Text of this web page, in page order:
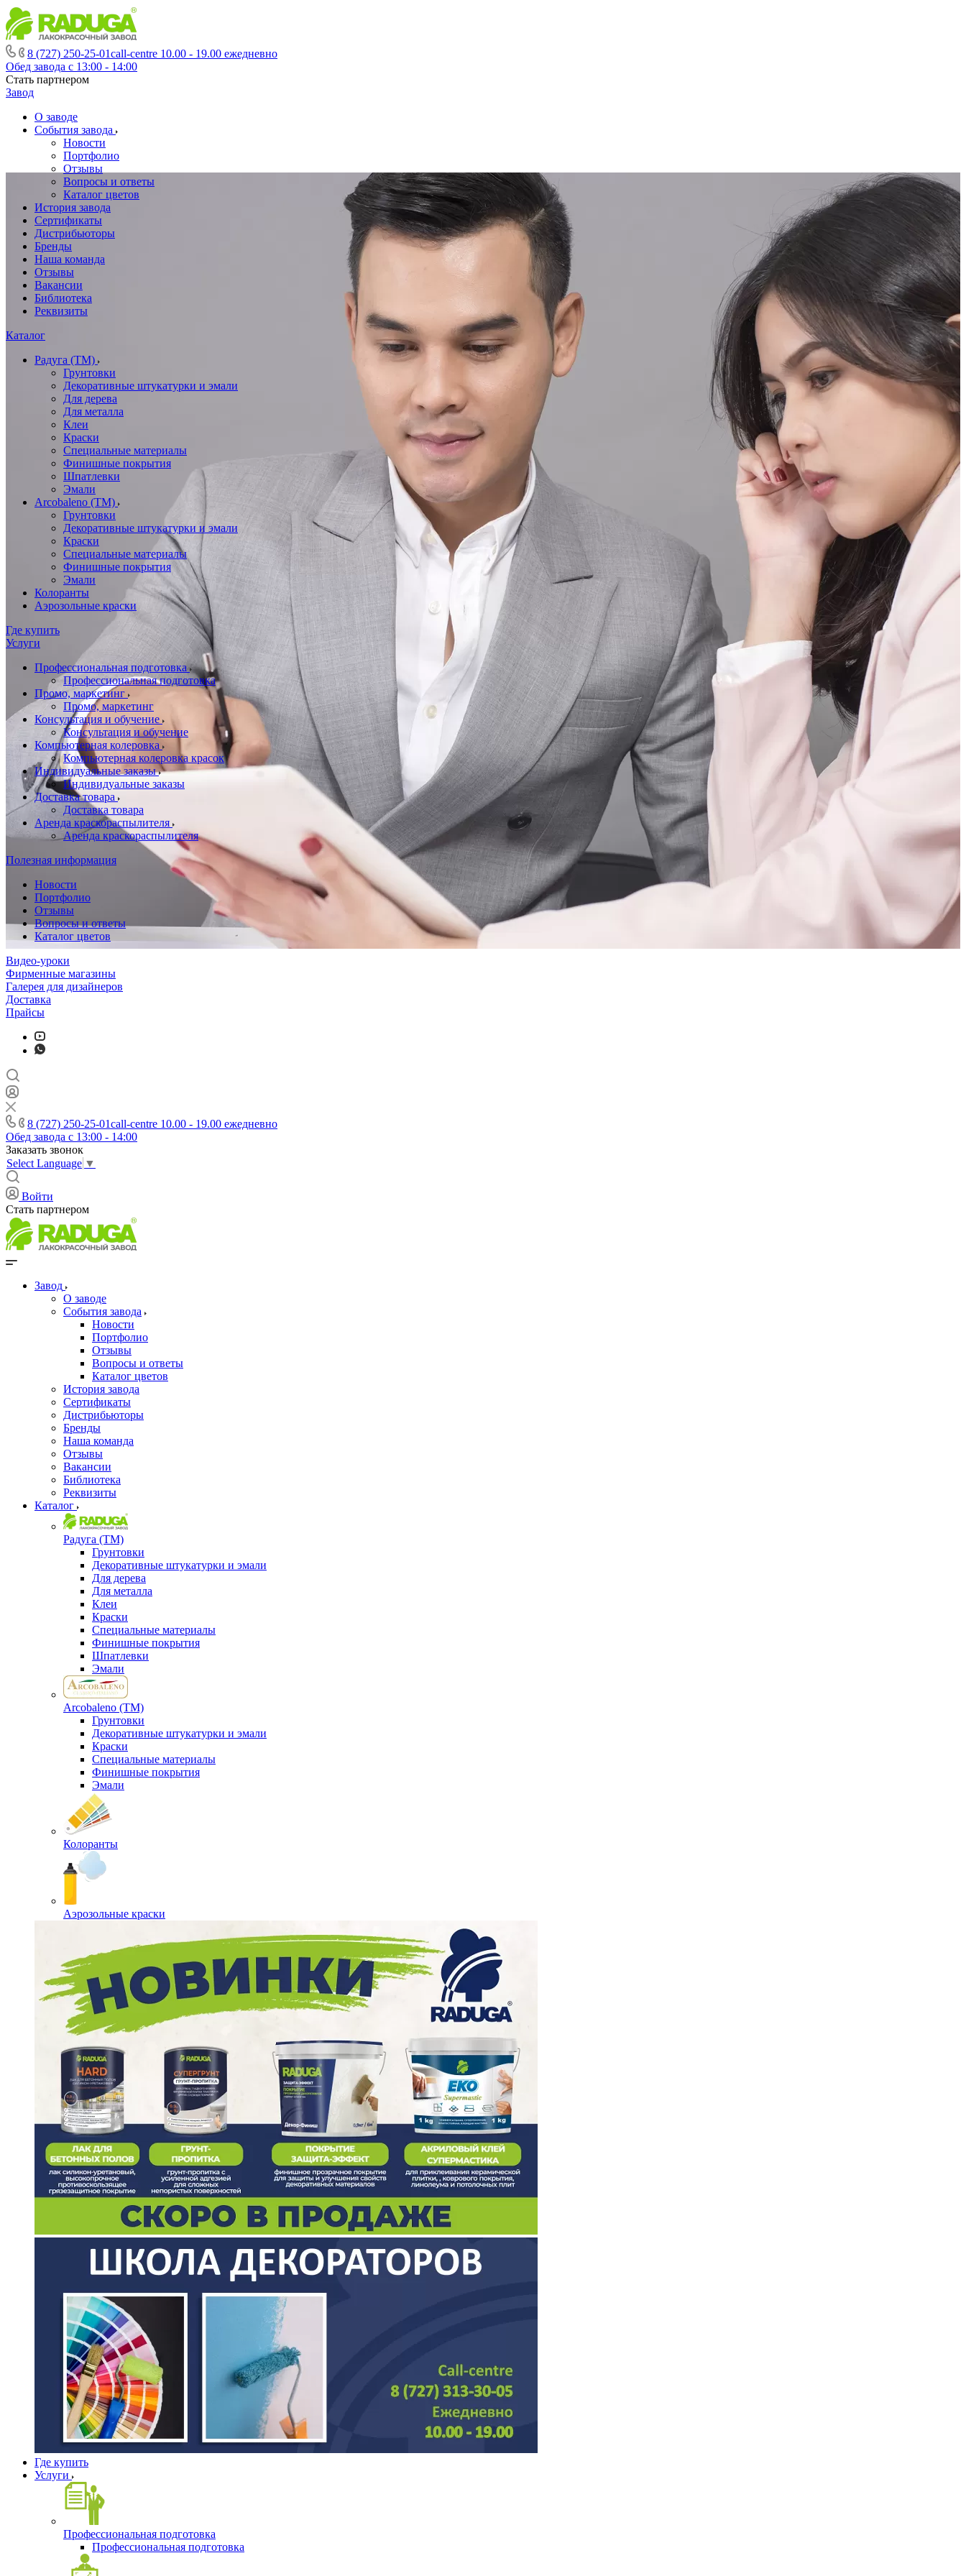
8 (727) 250-25-01call-centre 10.00 - 19.00 ежедневно
Обед завода с 13:00 - 14:00
Стать партнером
Завод
О заводе
События завода
Новости
Портфолио
Отзывы
Вопросы и ответы
Каталог цветов
История завода
Сертификаты
Дистрибьюторы
Бренды
Наша команда
Отзывы
Вакансии
Библиотека
Реквизиты
Каталог
Радуга (ТМ)
Грунтовки
Декоративные штукатурки и эмали
Для дерева
Для металла
Клеи
Краски
Специальные материалы
Финишные покрытия
Шпатлевки
Эмали
Arcobaleno (ТМ)
Грунтовки
Декоративные штукатурки и эмали
Краски
Специальные материалы
Финишные покрытия
Эмали
Колоранты
Аэрозольные краски
Где купить
Услуги
Профессиональная подготовка
Профессиональная подготовка
Промо, маркетинг
Промо, маркетинг
Консультация и обучение
Консультация и обучение
Компьютерная колеровка
Компьютерная колеровка красок
Индивидуальные заказы
Индивидуальные заказы
Доставка товара
Доставка товара
Аренда краскораспылителя
Аренда краскораспылителя
Полезная информация
Новости
Портфолио
Отзывы
Вопросы и ответы
Каталог цветов
Видео-уроки
Фирменные магазины
Галерея для дизайнеров
Доставка
Прайсы
8 (727) 250-25-01call-centre 10.00 - 19.00 ежедневно
Обед завода с 13:00 - 14:00
Заказать звонок
Select Language ▼
Войти
Стать партнером
Завод
О заводе
События завода
Новости
Портфолио
Отзывы
Вопросы и ответы
Каталог цветов
История завода
Сертификаты
Дистрибьюторы
Бренды
Наша команда
Отзывы
Вакансии
Библиотека
Реквизиты
Каталог
Радуга (ТМ)
Грунтовки
Декоративные штукатурки и эмали
Для дерева
Для металла
Клеи
Краски
Специальные материалы
Финишные покрытия
Шпатлевки
Эмали
Arcobaleno (ТМ)
Грунтовки
Декоративные штукатурки и эмали
Краски
Специальные материалы
Финишные покрытия
Эмали
Колоранты
Аэрозольные краски
Где купить
Услуги
Профессиональная подготовка
Профессиональная подготовка